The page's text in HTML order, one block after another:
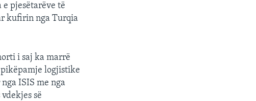
pjesëtarëve të
kufirin nga Turqia
i saj ka marrë
logjistike
ISIS me nga
së